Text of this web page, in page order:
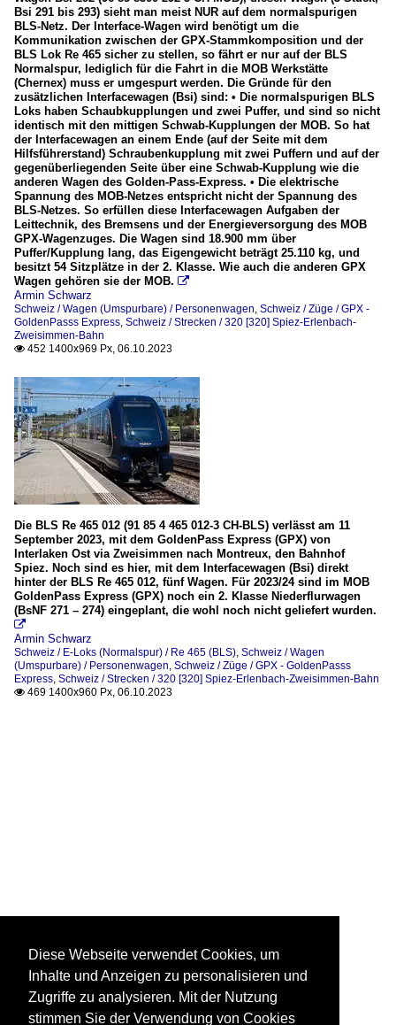
Bsi 291 bis 293) sieht man meist NUR auf dem normalspurigen
BLS-Netz. Der Interface-Wagen wird benötigt um die
Kommunikation zwischen der GPX-Stammkomposition und der
BLS Lok Re 465 sicher zu stellen, so fährt er nur auf der BLS
Normalspur, lediglich für die Fahrt in die MOB Werkstätte
(Chernex) muss er umgespurt werden. Die Gründe für den
zusätzlichen Interfacewagen (Bsi) sind: • Die normalspurigen BLS
Loks haben Schaubkupplungen und zwei Puffer, und sind so nicht
identisch mit den mittigen Schwab-Kupplungen der MOB. So hat
der Interfacewagen an einem Ende (auf der Seite mit dem
Hilfsführerstand) Schraubenkupplung mit zwei Puffern und auf der
gegenüberliegenden Seite über eine Schwab-Kupplung wie die
anderen Wagen des Golden-Pass-Express. • Die elektrische
Spannung des MOB-Netzes entspricht nicht der Spannung des
BLS-Netzes. So erfüllen diese Interfacewagen Aufgaben der
Leittechnik, des Bremsens und der Energieversorgung des MOB
GPX-Wagenzuges. Die Wagen sind 18.900 mm über
Puffer/Kupplung lang, das Eigengewicht beträgt 25.110 kg, und
besitzt 54 Sitzplätze in der 2. Klasse. Wie auch die anderen GPX
Wagen gehören sie der MOB. 
Armin Schwarz
Schweiz / Wagen (Umspurbare) / Personenwagen Schweiz / Züge / GPX -
GoldenPasss Express Schweiz / Strecken / 320 [320] Spiez-Erlenbach-
Zweisimmen-Bahn
 452 1400x969 Px, 06.10.2023
Die BLS Re 465 012 (91 85 4 465 012-3 CH-BLS) verlässt am 11
September 2023, mit dem GoldenPass Express (GPX) von
Interlaken Ost via Zweisimmen nach Montreux, den Bahnhof
Spiez. Noch sind es hier, mit dem Interfacewagen (Bsi) direkt
hinter der BLS Re 465 012, fünf Wagen. Für 2023/24 sind im MOB
GoldenPass Express (GPX) noch ein 2. Klasse Niederflurwagen
(BsNF 271 – 274) eingeplant, die wohl noch nicht geliefert wurden.

Armin Schwarz
Schweiz / E-Loks (Normalspur) / Re 465 (BLS) Schweiz / Wagen
(Umspurbare) / Personenwagen Schweiz / Züge / GPX - GoldenPasss
Express Schweiz / Strecken / 320 [320] Spiez-Erlenbach-Zweisimmen-Bahn
 469 1400x960 Px, 06.10.2023
Diese Webseite verwendet Cookies, um
Inhalte und Anzeigen zu personalisieren und
Zugriffe zu analysieren. Mit der Nutzung
stimmen Sie der Verwendung von Cookies